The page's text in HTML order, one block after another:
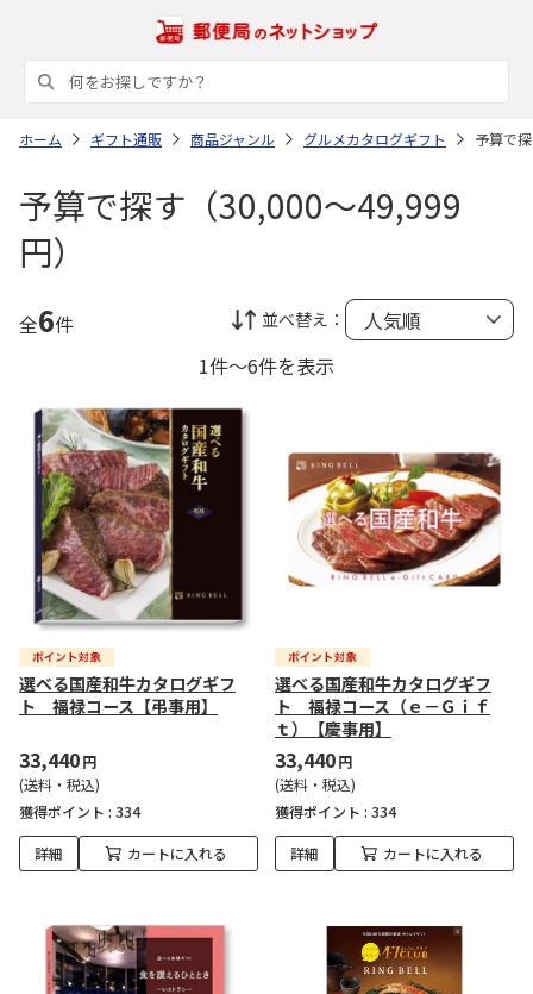
ホーム ギフト通販 商品ジャンル グルメカタログギフト 予算で
予算で探す（30,000～49,999
円）
全6件 並べ替え：
1件～6件を表示
選べる国産和牛カタログギフ
ト 福禄コース【弔事用】
33,440円
(送料・税込)
獲得ポイント : 334
詳細 カートに入れる
選べる国産和牛カタログギフ
ト 福禄コース（ｅ－Ｇｉｆ
ｔ）【慶事用】
33,440円
(送料・税込)
獲得ポイント : 334
詳細 カートに入れる